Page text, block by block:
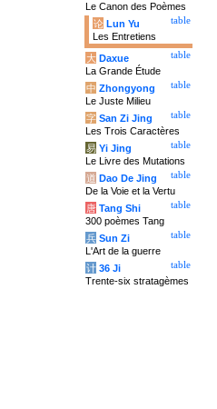
Le Canon des Poèmes
table
论 Lun Yu
Les Entretiens
table
大 Daxue
La Grande Étude
table
中 Zhongyong
Le Juste Milieu
table
字 San Zi Jing
Les Trois Caractères
table
易 Yi Jing
Le Livre des Mutations
table
道 Dao De Jing
De la Voie et la Vertu
table
唐 Tang Shi
300 poèmes Tang
table
兵 Sun Zi
L'Art de la guerre
table
计 36 Ji
Trente-six stratagèmes